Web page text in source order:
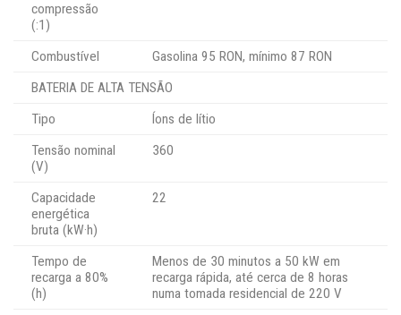
compressão
(:1)
Combustível
Gasolina 95 RON, mínimo 87 RON
BATERIA DE ALTA TENSÃO
Tipo
Íons de lítio
Tensão nominal
(V)
360
Capacidade
energética
bruta (kW·h)
22
Tempo de
recarga a 80%
(h)
Menos de 30 minutos a 50 kW em
recarga rápida, até cerca de 8 horas
numa tomada residencial de 220 V